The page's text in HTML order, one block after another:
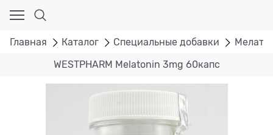
Главная Каталог Специальные добавки
WESTPHARM Melatonin 3mg 60капс